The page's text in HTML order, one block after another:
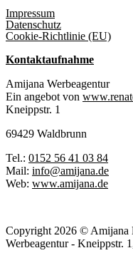
Impressum
Datenschutz
Cookie-Richtlinie (EU)
Kontaktaufnahme
Amijana Werbeagentur
Ein angebot von
Kneippstr. 1
69429 Waldbrunn
Tel.: 0152 56 41 03 84
Mail: info@amijana.de
Web: www.amijana.de
Copyright 2026 © Amijana
Werbeagentur - Kneippstr.